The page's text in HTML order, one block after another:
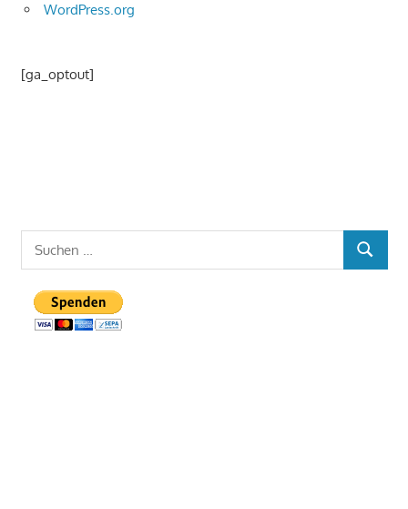
WordPress.org
[ga_optout]
SUCHEN